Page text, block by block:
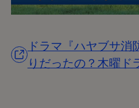
ドラマ『ハヤブサ消
りだったの？木曜ド